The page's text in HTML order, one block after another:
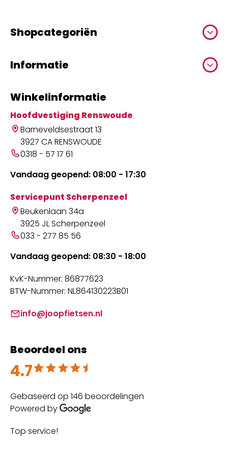
Shopcategoriën
Informatie
Winkelinformatie
Hoofdvestiging Renswoude
Barneveldsestraat 13
3927 CA RENSWOUDE
0318 - 57 17 61
Vandaag geopend: 08:00 - 17:30
Servicepunt Scherpenzeel
Beukenlaan 34a
3925 JL Scherpenzeel
033 - 277 85 56
Vandaag geopend: 08:30 - 18:00
KvK-Nummer: 86877623
BTW-Nummer: NL864130223B01
info@joopfietsen.nl
Beoordeel ons
4.7
Beoordeeld met 4.7 uit 5
Gebaseerd op 146 beoordelingen
Powered by
Top service!